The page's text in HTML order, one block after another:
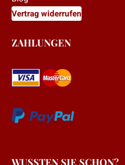
Vertrag widerrufen
ZAHLUNGEN
WUSSTEN SIE SCHON?